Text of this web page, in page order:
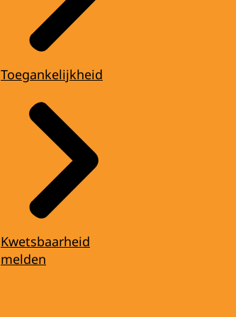
Toegankelijkheid
Kwetsbaarheid
melden